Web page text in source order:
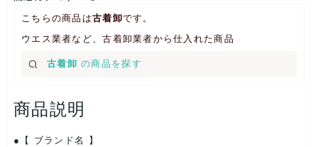
こちらの商品は古着卸です。
ウエス業者など、古着卸業者から仕入れた商品
古着卸 の商品を探す
商品説明
【 ブランド名 】